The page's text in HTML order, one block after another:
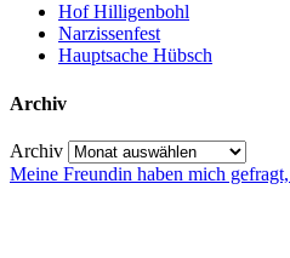
Hof Hilligenbohl
Narzissenfest
Hauptsache Hübsch
Archiv
Archiv
Meine Freundin haben mich